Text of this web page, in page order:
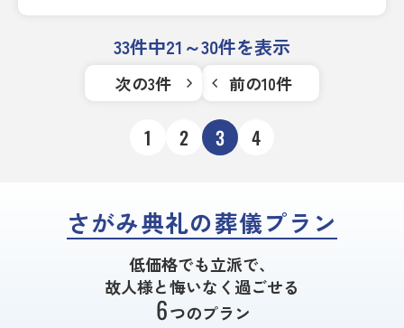
33件中21～30件を表示
前の10件
1 2 3 4
次の3件
さがみ典礼の葬儀プラン
低価格でも立派で、
故人様と悔いなく過ごせる
6つのプラン